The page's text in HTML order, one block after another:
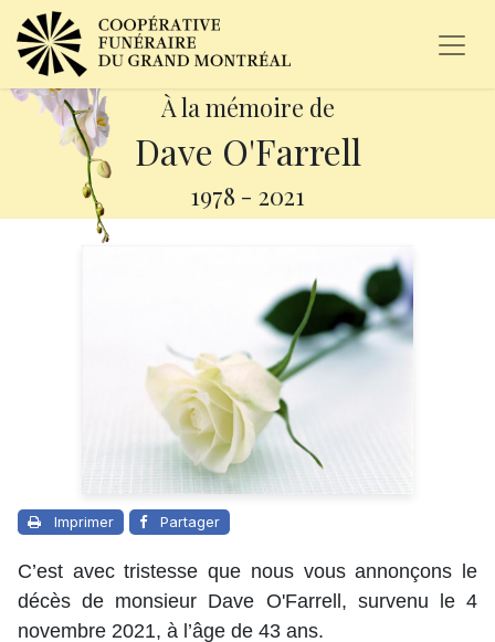
À la mémoire de
Dave O'Farrell
1978 - 2021
Imprimer Partager
C’est avec tristesse que nous vous annonçons le
décès de monsieur Dave O'Farrell, survenu le 4
novembre 2021, à l’âge de 43 ans.